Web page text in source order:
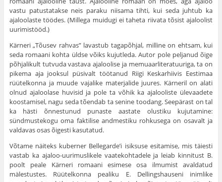
vastu patustatakse neis paraku niisama tihti, kui seda juhtub ka
ajaloolaste töödes. (Millega muidugi ei taheta riivata tõsist ajaloolist
uurimistööd.)
Kärneri „Tõusev rahvas” lavastub tagapõhjal, milline on ehtsam, kui
seda romaani kohta üldse võiks kujutleda. Autor pole peljanud õige
põhjalikult tutvuda vastava ajaloolise ja memuaarliteratuuriga, ta on
pikema aja jooksul püsivalt töötanud Riigi Keskarhiivis Eestimaa
rüütelkonna ja muude vajalike materjalide juures. Kärneril on alati
olnud ajaloolase huvisid ja pole ta võhik ka ajalooliste ülevaadete
koostamisel, nagu seda tõendab ta senine toodang. Seepärast on tal
ka hästi õnnestunud punaste aastate olustiku kujutamine:
sündmustekogu oma faktilise andmestiku rohkusega on osavalt ja
valdavas osas õigesti kasutatud.
Võtame näiteks kuberner Bellegarde’i isiksuse esitamise, mis täiesti
vastab ka ajaloo-uurimuslikele vaatekohtadele ja leiab kinnitust B.
poolt peale Kärneri romaani esimese osa ilmumist avaldatud
mälestustes. Rüütelkonna pealiku E. Dellingshauseni inimlike